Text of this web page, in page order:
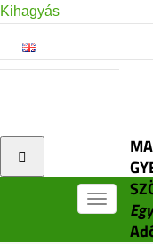
Kihagyás
Menü